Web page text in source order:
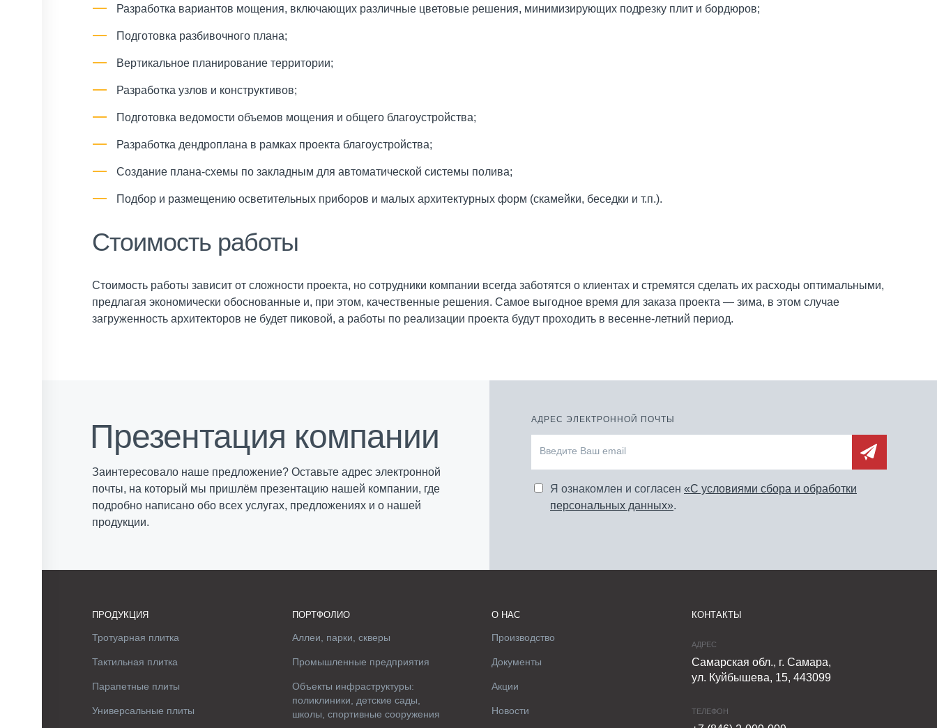
Разработка вариантов мощения, включающих различные цветовые решения, минимизирующих подрезку плит и бордюров;
Подготовка разбивочного плана;
Вертикальное планирование территории;
Разработка узлов и конструктивов;
Подготовка ведомости объемов мощения и общего благоустройства;
Разработка дендроплана в рамках проекта благоустройства;
Создание плана-схемы по закладным для автоматической системы полива;
Подбор и размещению осветительных приборов и малых архитектурных форм (скамейки, беседки и т.п.).
Стоимость работы
Стоимость работы зависит от сложности проекта, но сотрудники компании всегда заботятся о клиентах и стремятся сделать их расходы оптимальными,
предлагая экономически обоснованные и, при этом, качественные решения. Самое выгодное время для заказа проекта — зима, в этом случае
загруженность архитекторов не будет пиковой, а работы по реализации проекта будут проходить в весенне-летний период.
Презентация компании
Заинтересовало наше предложение? Оставьте адрес электронной
почты, на который мы пришлём презентацию нашей компании, где
подробно написано обо всех услугах, предложениях и о нашей
продукции.
АДРЕС ЭЛЕКТРОННОЙ ПОЧТЫ
Я ознакомлен и согласен «C условиями сбора и обработки
персональных данных».
ПРОДУКЦИЯ
Тротуарная плитка
Тактильная плитка
Парапетные плиты
Универсальные плиты
ПОРТФОЛИО
Аллеи, парки, скверы
Промышленные предприятия
Объекты инфраструктуры:
поликлиники, детские сады,
школы, спортивные сооружения
О НАС
Производство
Документы
Акции
Новости
КОНТАКТЫ
АДРЕС
Самарская обл., г. Самара,
ул. Куйбышева, 15, 443099
ТЕЛЕФОН